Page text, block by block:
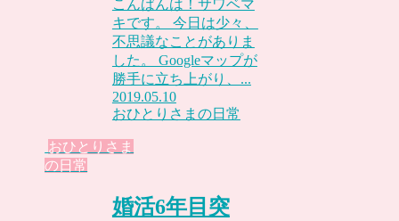
こんばんは！サワベマ
キです。 今日は少々、
不思議なことがありま
した。 Googleマップが
勝手に立ち上がり、...
2019.05.10
おひとりさまの日常
おひとりさま
の日常
婚活6年目突